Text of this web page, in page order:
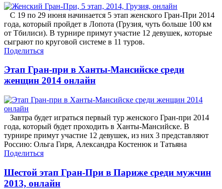
С 19 по 29 июня начинается 5 этап женского Гран-При 2014
года, который пройдет в Лопота (Грузия, чуть больше 100 км
от Тбилиси). В турнире примут участие 12 девушек, которые
сыграют по круговой системе в 11 туров.
Поделиться
Этап Гран-при в Ханты-Мансийске среди
женщин 2014 онлайн
Завтра будет играться первый тур женского Гран-при 2014
года, который будет проходить в Ханты-Мансийске. В
турнире примут участие 12 девушек, из них 3 представляют
Россию: Ольга Гиря, Александра Костенюк и Татьяна
Поделиться
Шестой этап Гран-При в Париже среди мужчин
2013, онлайн